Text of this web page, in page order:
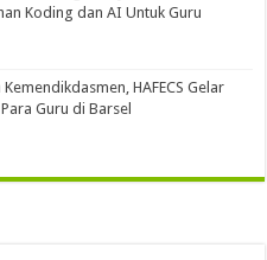
Koding dan AI Untuk Guru
HAFECS Gelar
Guru di Barsel